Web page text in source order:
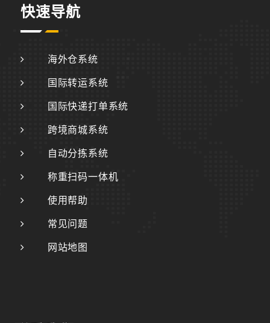
快速导航
海外仓系统
国际转运系统
国际快递打单系统
跨境商城系统
自动分拣系统
称重扫码一体机
使用帮助
常见问题
网站地图